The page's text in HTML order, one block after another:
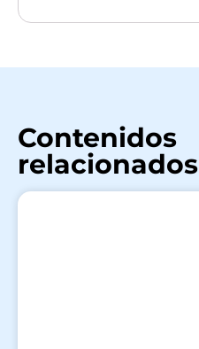
Contenidos
relacionados